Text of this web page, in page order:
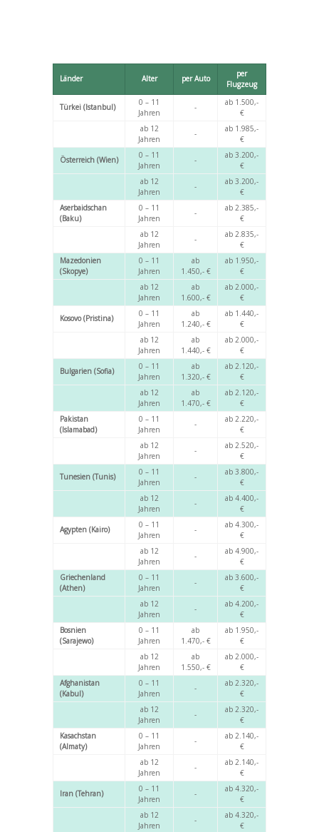
Länder Alter per Auto
per
Flugzeug
Türkei (Istanbul)
0 – 11
Jahren
-
ab 1.500,-
€
ab 12
Jahren
-
ab 1.985,-
€
Österreich (Wien)
0 – 11
Jahren
-
ab 3.200,-
€
ab 12
Jahren
-
ab 3.200,-
€
Aserbaidschan
(Baku)
0 – 11
Jahren
-
ab 2.385,-
€
ab 12
Jahren
-
ab 2.835,-
€
Mazedonien
(Skopye)
0 – 11
Jahren
ab
1.450,- €
ab 1.950,-
€
ab 12
Jahren
ab
1.600,- €
ab 2.000,-
€
Kosovo (Pristina)
0 – 11
Jahren
ab
1.240,- €
ab 1.440,-
€
ab 12
Jahren
ab
1.440,- €
ab 2.000,-
€
Bulgarien (Sofia)
0 – 11
Jahren
ab
1.320,- €
ab 2.120,-
€
ab 12
Jahren
ab
1.470,- €
ab 2.120,-
€
Pakistan
(Islamabad)
0 – 11
Jahren
-
ab 2.220,-
€
ab 12
Jahren
-
ab 2.520,-
€
Tunesien (Tunis)
0 – 11
Jahren
-
ab 3.800,-
€
ab 12
Jahren
-
ab 4.400,-
€
Agypten (Kairo)
0 – 11
Jahren
-
ab 4.300,-
€
ab 12
Jahren
-
ab 4.900,-
€
Griechenland
(Athen)
0 – 11
Jahren
-
ab 3.600,-
€
ab 12
Jahren
-
ab 4.200,-
€
Bosnien
(Sarajewo)
0 – 11
Jahren
ab
1.470,- €
ab 1.950,-
€
ab 12
Jahren
ab
1.550,- €
ab 2.000,-
€
Afghanistan
(Kabul)
0 – 11
Jahren
-
ab 2.320,-
€
ab 12
Jahren
-
ab 2.320,-
€
Kasachstan
(Almaty)
0 – 11
Jahren
-
ab 2.140,-
€
ab 12
Jahren
-
ab 2.140,-
€
Iran (Tehran)
0 – 11
Jahren
-
ab 4.320,-
€
ab 12
Jahren
-
ab 4.320,-
€